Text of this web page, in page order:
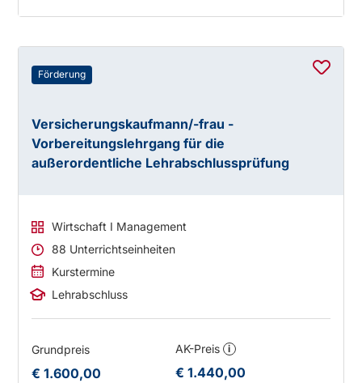
Förderung
Versicherungskaufmann/-frau -
Vorbereitungslehrgang für die
außerordentliche Lehrabschlussprüfung
Wirtschaft I Management
88 Unterrichtseinheiten
Kurstermine
Lehrabschluss
Grundpreis
€ 1.600,00
AK-Preis i
€ 1.440,00